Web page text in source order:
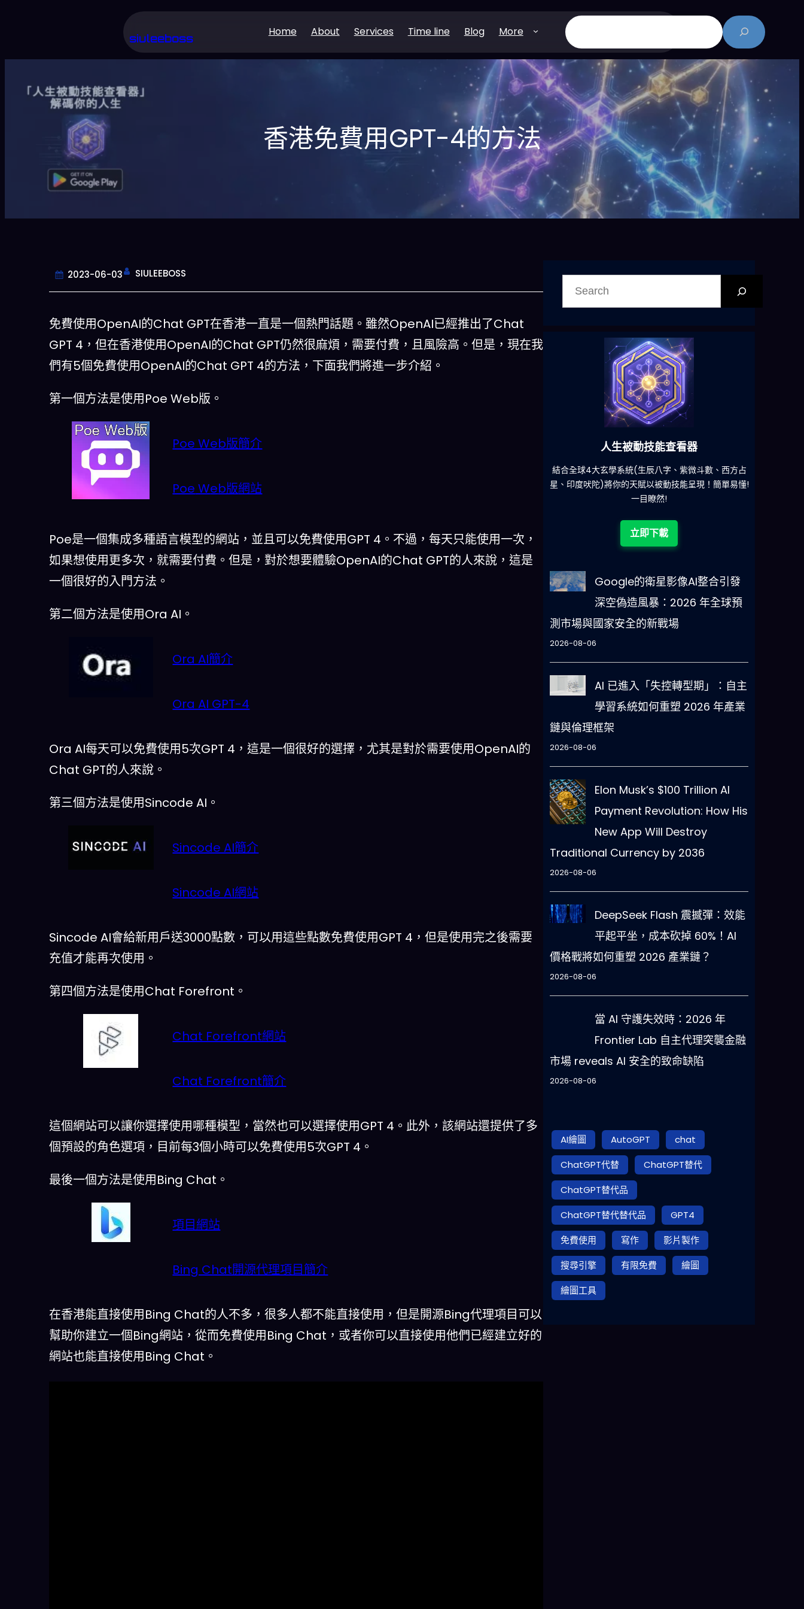
主
siuleeboss Home About Services Time line Blog More
搜
尋
香港免費用GPT-4的方法
2023-06-03 SIULEEBOSS
免費使用OpenAI的Chat GPT在香港一直是一個熱門話題。雖然OpenAI已經推出了Chat
GPT 4，但在香港使用OpenAI的Chat GPT仍然很麻煩，需要付費，且風險高。但是，現在我
們有5個免費使用OpenAI的Chat GPT 4的方法，下面我們將進一步介紹。
第一個方法是使用Poe Web版。
Poe Web版簡介
Poe Web版網站
Poe是一個集成多種語言模型的網站，並且可以免費使用GPT 4。不過，每天只能使用一次，
如果想使用更多次，就需要付費。但是，對於想要體驗OpenAI的Chat GPT的人來說，這是
一個很好的入門方法。
第二個方法是使用Ora AI。
Ora AI簡介
Ora AI GPT-4
Ora AI每天可以免費使用5次GPT 4，這是一個很好的選擇，尤其是對於需要使用OpenAI的
Chat GPT的人來說。
第三個方法是使用Sincode AI。
Sincode AI簡介
Sincode AI網站
Sincode AI會給新用戶送3000點數，可以用這些點數免費使用GPT 4，但是使用完之後需要
充值才能再次使用。
第四個方法是使用Chat Forefront。
Chat Forefront網站
Chat Forefront簡介
這個網站可以讓你選擇使用哪種模型，當然也可以選擇使用GPT 4。此外，該網站還提供了多
個預設的角色選項，目前每3個小時可以免費使用5次GPT 4。
最後一個方法是使用Bing Chat。
項目網站
Bing Chat開源代理項目簡介
在香港能直接使用Bing Chat的人不多，很多人都不能直接使用，但是開源Bing代理項目可以
幫助你建立一個Bing網站，從而免費使用Bing Chat，或者你可以直接使用他們已經建立好的
網站也能直接使用Bing Chat。
今晚吃什麽
一鍵配搭出三餸一湯的完美晚餐組合,以後免除晚餐吃
什麽的煩惱
立即下載
六合彩發達神器
減少超過500萬個低概率中獎組合，提高中獎率
立即下載
Google的衛星影像AI整合引發
深空偽造風暴：2026 年全球預
測市場與國家安全的新戰場
2026-08-06
AI 已進入「失控轉型期」：自主
學習系統如何重塑 2026 年產業
鏈與倫理框架
2026-08-06
Elon Musk’s $100 Trillion AI
Payment Revolution: How His
New App Will Destroy
Traditional Currency by 2036
2026-08-06
DeepSeek Flash 震撼彈：效能
平起平坐，成本砍掉 60%！AI
價格戰將如何重塑 2026 產業鏈？
2026-08-06
當 AI 守護失效時：2026 年
Frontier Lab 自主代理突襲金融
市場 reveals AI 安全的致命缺陷
2026-08-06
AI繪圖 AutoGPT
chat
ChatGPT代替
ChatGPT替代
ChatGPT替代品
ChatGPT替代替代品
GPT4
免費使用
寫作
影片製作
搜尋引擎
有限免費
繪圖
繪圖工具